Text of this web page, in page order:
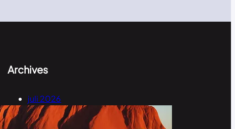
Archives
juli 2026
mei 2026
november 2023